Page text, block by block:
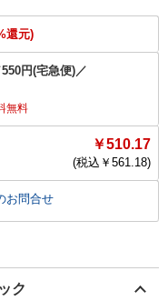
還元)
550円(宅急便)／
無料
￥510.17
(税込￥ 561.18)
お問合せ
ク